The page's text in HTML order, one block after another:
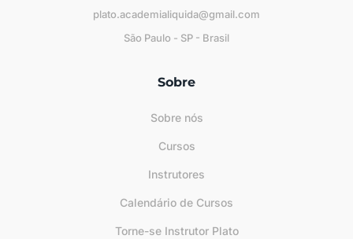
plato.academialiquida@gmail.com
São Paulo - SP - Brasil
Sobre
Sobre nós
Cursos
Instrutores
Calendário de Cursos
Torne-se Instrutor Plato